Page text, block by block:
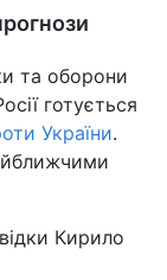
та оборони
готується
України.
Кирило